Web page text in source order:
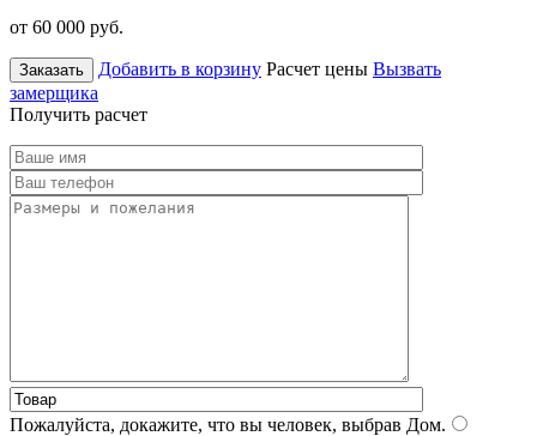
от 60 000 руб.
Заказать Добавить в корзину Расчет цены Вызвать
замерщика
Получить расчет
Пожалуйста, докажите, что вы человек, выбрав Дом.